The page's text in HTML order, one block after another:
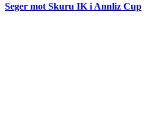
Seger mot Skuru IK i Annliz Cup